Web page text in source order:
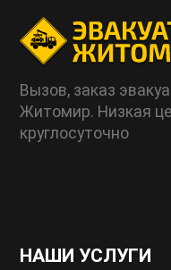
Вызов, заказ
Житомир. Низкая
круглосуточно
НАШИ УСЛУГИ